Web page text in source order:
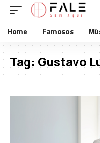
Home Famosos
Tag: Gustavo